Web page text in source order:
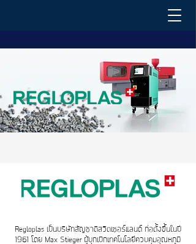
Regloplas เป็นบริษัทสัญชาติสวิตเซอร์แลนด์ ก่อตั้งขึ้นในปี
1961 โดย Max Stieger ผู้บุกเบิกเทคโนโลยีควบคุมอุณหภูมิ